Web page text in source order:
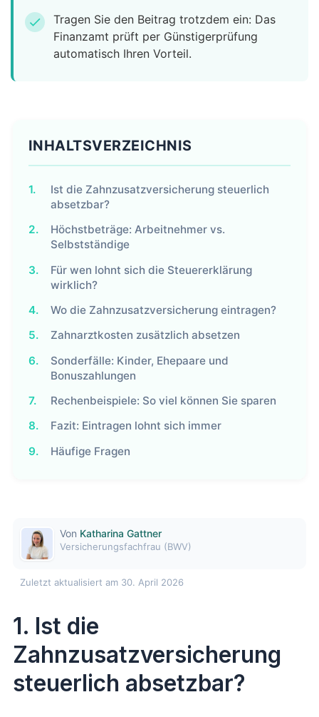
check
Tragen Sie den Beitrag trotzdem ein: Das
Finanzamt prüft per Günstigerprüfung
automatisch Ihren Vorteil.
INHALTSVERZEICHNIS
1.
Ist die Zahnzusatzversicherung steuerlich
absetzbar?
2.
Höchstbeträge: Arbeitnehmer vs.
Selbstständige
3.
Für wen lohnt sich die Steuererklärung
wirklich?
4.
Wo die Zahnzusatzversicherung eintragen?
5.
Zahnarztkosten zusätzlich absetzen
6.
Sonderfälle: Kinder, Ehepaare und
Bonuszahlungen
7.
Rechenbeispiele: So viel können Sie sparen
8.
Fazit: Eintragen lohnt sich immer
9.
Häufige Fragen
Von Katharina Gattner
Versicherungsfachfrau (BWV)
Zuletzt aktualisiert am 30. April 2026
1. Ist die
Zahnzusatzversicherung
steuerlich absetzbar?